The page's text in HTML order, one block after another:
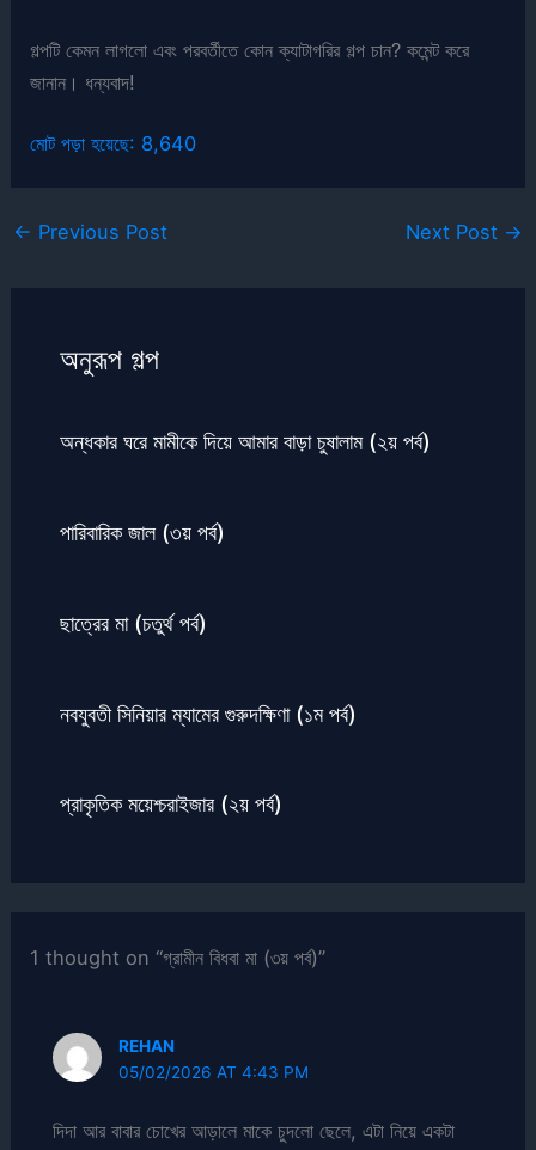
গল্পটি কেমন লাগলো এবং পরবর্তীতে কোন ক্যাটাগরির গল্প চান? কমেন্ট করে
জানান। ধন্যবাদ!
মোট পড়া হয়েছে: 8,640
← Previous Post Next Post →
অনুরূপ গল্প
অন্ধকার ঘরে মামীকে দিয়ে আমার বাড়া চুষালাম (২য় পর্ব)
পারিবারিক জাল (৩য় পর্ব)
ছাত্রের মা (চতুর্থ পর্ব)
নবযুবতী সিনিয়ার ম্যামের গুরুদক্ষিণা (১ম পর্ব)
প্রাকৃতিক ময়েশ্চরাইজার (২য় পর্ব)
1 thought on “গ্রামীন বিধবা মা (৩য় পর্ব)”
REHAN
05/02/2026 AT 4:43 PM
দিদা আর বাবার চোখের আড়ালে মাকে চুদলো ছেলে, এটা নিয়ে একটা